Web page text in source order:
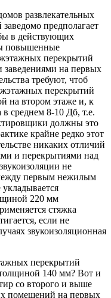
развлекательных
предполагает
в действующих
повышенные
перекрытий
на первых
требуют, чтоб
перекрытий
на втором этаже и, к
среднем 8-10 Дб, т.е.
должны это
крайне редко этот
никаких отличий
и перекрытиями над
не
между первым нежилым
220 мм
стяжка
если не
звукоизоляционная
перекрытий
толщиной 140 мм? Вот и
со второго и выше
помещений на первых